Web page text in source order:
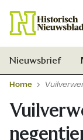
Nieuwsbrief
Home